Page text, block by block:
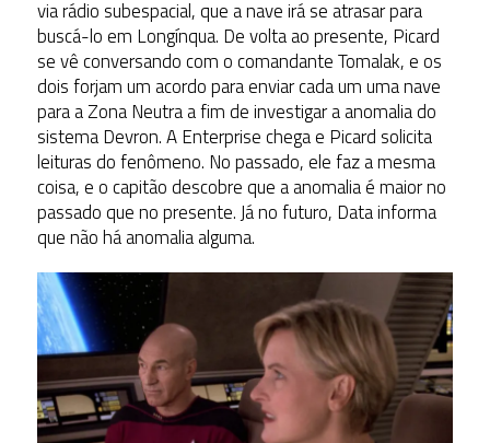
via rádio subespacial, que a nave irá se atrasar para
buscá-lo em Longínqua. De volta ao presente, Picard
se vê conversando com o comandante Tomalak, e os
dois forjam um acordo para enviar cada um uma nave
para a Zona Neutra a fim de investigar a anomalia do
sistema Devron. A Enterprise chega e Picard solicita
leituras do fenômeno. No passado, ele faz a mesma
coisa, e o capitão descobre que a anomalia é maior no
passado que no presente. Já no futuro, Data informa
que não há anomalia alguma.